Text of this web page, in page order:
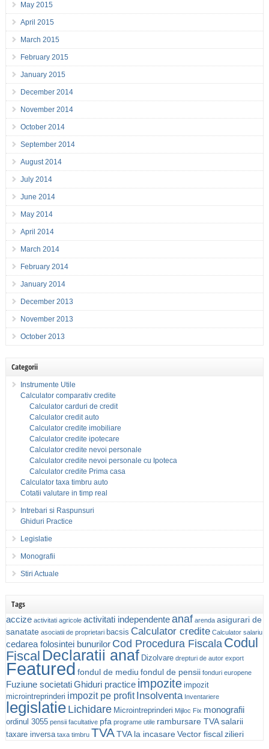
May 2015
April 2015
March 2015
February 2015
January 2015
December 2014
November 2014
October 2014
September 2014
August 2014
July 2014
June 2014
May 2014
April 2014
March 2014
February 2014
January 2014
December 2013
November 2013
October 2013
Categorii
Instrumente Utile
Calculator comparativ credite
Calculator carduri de credit
Calculator credit auto
Calculator credite imobiliare
Calculator credite ipotecare
Calculator credite nevoi personale
Calculator credite nevoi personale cu Ipoteca
Calculator credite Prima casa
Calculator taxa timbru auto
Cotatii valutare in timp real
Intrebari si Raspunsuri
Ghiduri Practice
Legislatie
Monografii
Stiri Actuale
Tags
accize activitati agricole activitati independenteanaf arenda asigurari de
sanatate asociatii de proprietari bacsis Calculator credite Calculator salariu
cedarea folosintei bunurilor Cod Procedura Fiscala Codul
Fiscal Declaratii anaf Dizolvare drepturi de autor export
Featured fondul de mediu fondul de pensii fonduri europene
Fuziune societatiGhiduri practice impozite impozit
microintreprinderi impozit pe profit Insolventa Inventariere
legislatieLichidare Microintreprinderi Mijloc Fix monografii
ordinul 3055 pensii facultative pfa programe utile rambursare TVAsalarii
taxare inversa taxa timbru TVATVA la incasareVector fiscalzilieri